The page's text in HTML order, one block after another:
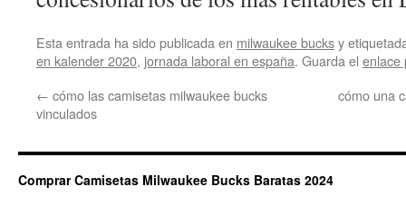
Esta entrada ha sido publicada en milwaukee bucksy
en kalender 2020, jornada laboral en españa. Guarda el enlace
← cómo las camisetas milwaukee bucks
vinculados
cómo una
Comprar Camisetas Milwaukee Bucks Baratas 2024